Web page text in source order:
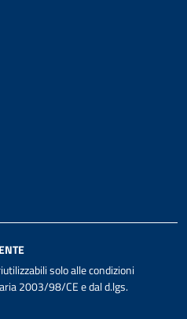
solo alle condizioni
2003/98/CE e dal d.lgs.